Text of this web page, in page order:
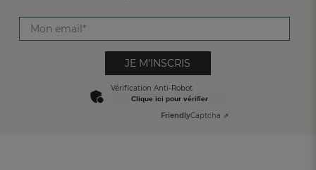
JE M'INSCRIS
Vérification Anti-Robot
Clique ici pour vérifier
FriendlyCaptcha ⇗